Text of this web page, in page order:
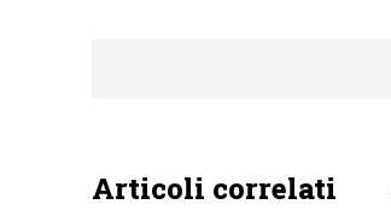
Articoli correlati